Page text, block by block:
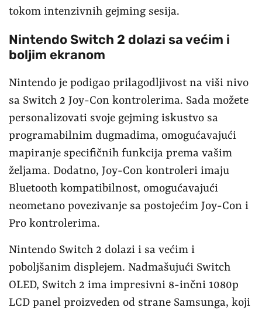
tokom intenzivnih gejming sesija.
Nintendo Switch 2 dolazi sa većim i
boljim ekranom
Nintendo je podigao prilagodljivost na viši nivo
sa Switch 2 Joy-Con kontrolerima. Sada možete
personalizovati svoje gejming iskustvo sa
programabilnim dugmadima, omogućavajući
mapiranje specifičnih funkcija prema vašim
željama. Dodatno, Joy-Con kontroleri imaju
Bluetooth kompatibilnost, omogućavajući
neometano povezivanje sa postojećim Joy-Con i
Pro kontrolerima.
Nintendo Switch 2 dolazi i sa većim i
poboljšanim displejem. Nadmašujući Switch
OLED, Switch 2 ima impresivni 8-inčni 1080p
LCD panel proizveden od strane Samsunga, koji